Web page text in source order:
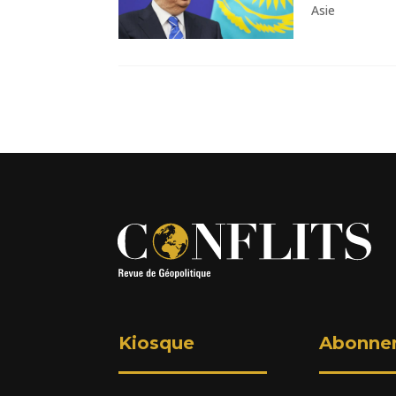
Asie
Kiosque